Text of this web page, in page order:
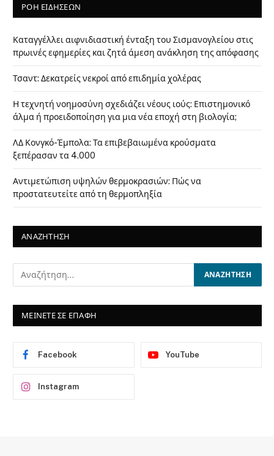
ΡΟΗ ΕΙΔΗΣΕΩΝ
Καταγγέλλει αιφνιδιαστική ένταξη του Σισμανογλείου στις
πρωινές εφημερίες και ζητά άμεση ανάκληση της απόφασης
Τσαντ: Δεκατρείς νεκροί από επιδημία χολέρας
Η τεχνητή νοημοσύνη σχεδιάζει νέους ιούς: Επιστημονικό
άλμα ή προειδοποίηση για μια νέα εποχή στη βιολογία;
ΛΔ Κονγκό-Έμπολα: Τα επιβεβαιωμένα κρούσματα
ξεπέρασαν τα 4.000
Αντιμετώπιση υψηλών θερμοκρασιών: Πώς να
προστατευτείτε από τη θερμοπληξία
ΑΝΑΖΗΤΗΣΗ
ΜΕΙΝΕΤΕ ΣΕ ΕΠΑΦΗ
Facebook YouTube
Instagram